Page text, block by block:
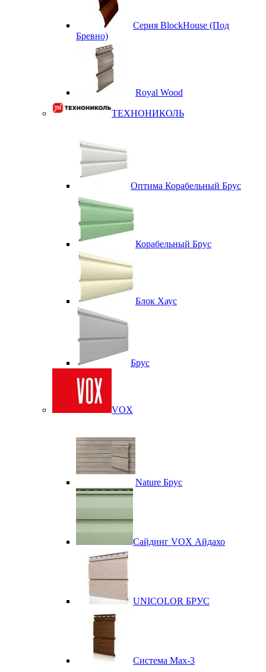
Серия BlockHouse (Под
Бревно)
Royal Wood
ТЕХНОНИКОЛЬ
Оптима Корабельный Брус
Корабельный Брус
Блок Хаус
Брус
VOX
Nature Брус
Сайдинг VOX Айдахо
UNICOLOR БРУС
Система Max-3